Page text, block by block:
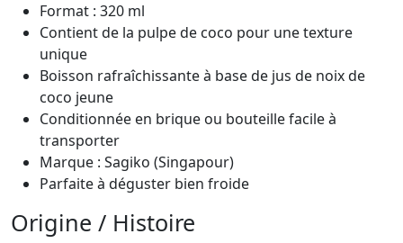
Format : 320 ml
Contient de la pulpe de coco pour une texture
unique
Boisson rafraîchissante à base de jus de noix de
coco jeune
Conditionnée en brique ou bouteille facile à
transporter
Marque : Sagiko (Singapour)
Parfaite à déguster bien froide
Origine / Histoire